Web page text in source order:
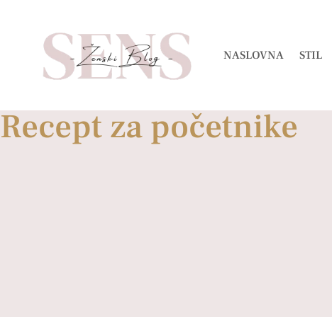
NASLOVNA STIL
Recept za početnike